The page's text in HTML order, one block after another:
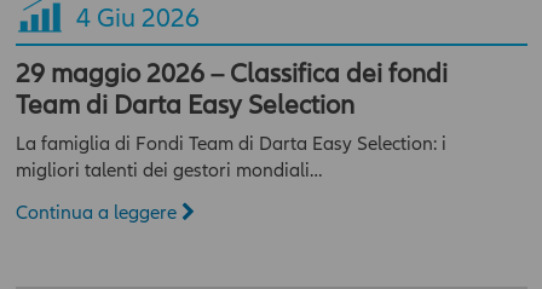
4 Giu 2026
29 maggio 2026 – Classifica dei fondi
Team di Darta Easy Selection
La famiglia di Fondi Team di Darta Easy Selection: i
migliori talenti dei gestori mondiali…
Continua a leggere